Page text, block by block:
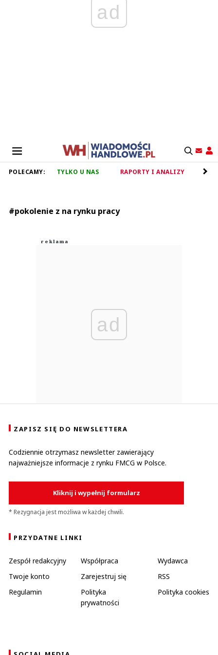
ad
POLECAMY: TYLKO U NAS RAPORTY I ANALIZY
#pokolenie z na rynku pracy
ad
ZAPISZ SIĘ DO NEWSLETTERA
Codziennie otrzymasz newsletter zawierający
najważniejsze informacje z rynku FMCG w Polsce.
Kliknij i wypełnij formularz
* Rezygnacja jest możliwa w każdej chwili.
PRZYDATNE LINKI
Zespół redakcyjny Współpraca
Wydawca
Twoje konto
Zarejestruj się
RSS
Regulamin
Polityka
prywatności
Polityka cookies